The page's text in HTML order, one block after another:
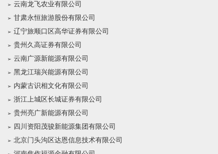
云南龙飞农业有限公司
甘肃永恒旅游股份有限公司
辽宁旅顺口区高华证券有限公司
贵州久高证券有限公司
云南广源新能源有限公司
黑龙江瑞兴能源有限公司
内蒙古识相文化有限公司
浙江上城区长城证券有限公司
贵州亮广新能源有限公司
四川资阳茂骏新能源集团有限公司
北京门头沟区达恩信息技术有限公司